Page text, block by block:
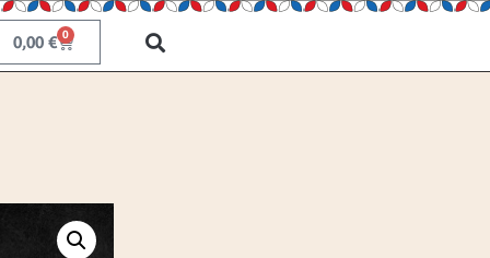
0,00 € 0